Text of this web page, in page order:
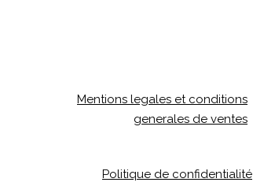
Mentions legales et conditions
generales de ventes
Politique de confidentialité